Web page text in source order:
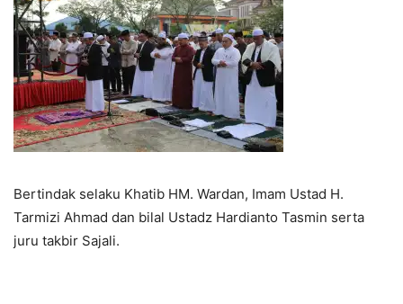
Bertindak selaku Khatib HM. Wardan, Imam Ustad H.
Tarmizi Ahmad dan bilal Ustadz Hardianto Tasmin serta
juru takbir Sajali.